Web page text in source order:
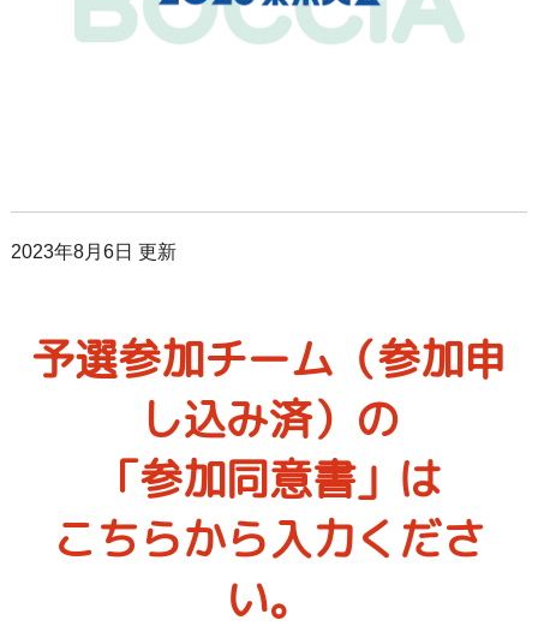
2023年8月6日 更新
予選参加チーム（参加申
し込み済）の
「参加同意書」は
こちらから入力くださ
い。